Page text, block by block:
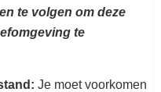
te volgen om deze
te
Je moet voorkomen